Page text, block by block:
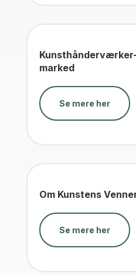
Kunsthånderværker-
marked
Se mere her
Om Kunstens
Se mere her